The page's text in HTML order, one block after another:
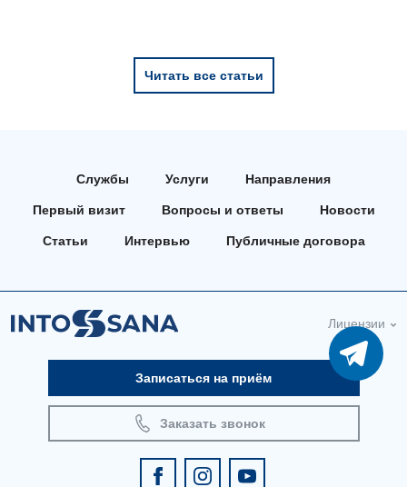
Читать все статьи
Службы Услуги Направления
Первый визит Вопросы и ответы Новости
Статьи Интервью Публичные договора
Лицензии
Записаться на приём
Заказать звонок